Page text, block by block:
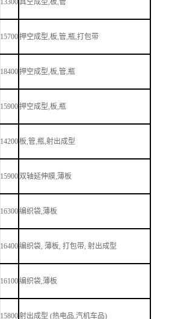
13300真空成型,板,管
15700押空成型,板,管,瓶,打包带
18400押空成型,板,管,瓶
15900押空成型,板,瓶
14200板,管,瓶,射出成型
15900 双轴延伸膜,薄板
16300编织袋,薄板
16400编织袋, 薄板, 打包带, 射出成型
16100编织袋,薄板
15800射出成型 (热电品,汽机车品)